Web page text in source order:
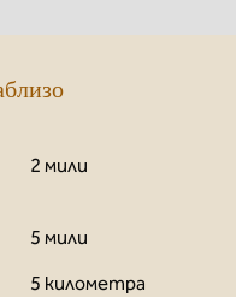
2 мили
5 мили
5 километра